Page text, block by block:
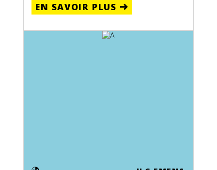
EN SAVOIR PLUS